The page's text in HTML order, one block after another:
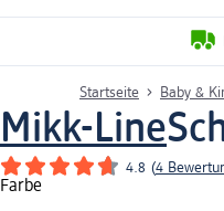
Startseite Baby &
Mikk-Line
4.8 (4
Farbe